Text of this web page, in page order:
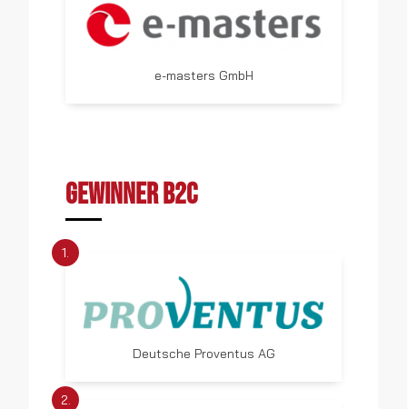
e-masters GmbH
GEWINNER B2C
1.
Deutsche Proventus AG
2.